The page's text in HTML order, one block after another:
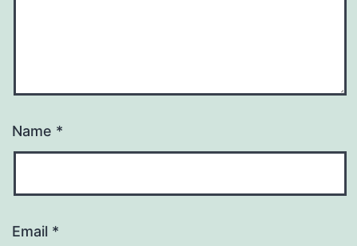
Name *
Email *